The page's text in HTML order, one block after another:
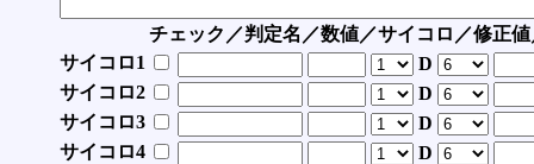
チェック／判定名／数値／サイコロ／修正
サイコロ1
D
サイコロ2
D
サイコロ3
D
サイコロ4
D